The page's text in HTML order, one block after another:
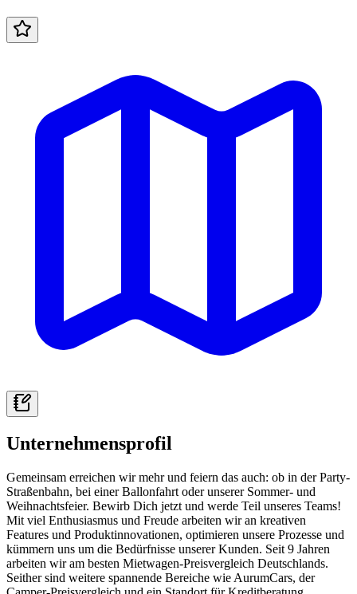
Unternehmensprofil
Gemeinsam erreichen wir mehr und feiern das auch: ob in der Party-
Straßenbahn, bei einer Ballonfahrt oder unserer Sommer- und
Weihnachtsfeier. Bewirb Dich jetzt und werde Teil unseres Teams!
Mit viel Enthusiasmus und Freude arbeiten wir an kreativen
Features und Produktinnovationen, optimieren unsere Prozesse und
kümmern uns um die Bedürfnisse unserer Kunden. Seit 9 Jahren
arbeiten wir am besten Mietwagen-Preisvergleich Deutschlands.
Seither sind weitere spannende Bereiche wie AurumCars, der